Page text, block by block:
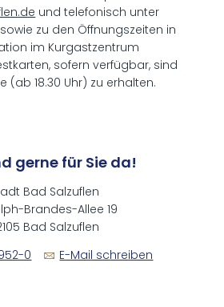
und telefonisch unter
zu den Öffnungszeiten in
im Kurgastzentrum
sofern verfügbar, sind
(ab 18.30 Uhr) zu erhalten.
gerne für Sie da!
Bad Salzuflen
Brandes-Allee 19
Bad Salzuflen
0
E-Mail schreiben